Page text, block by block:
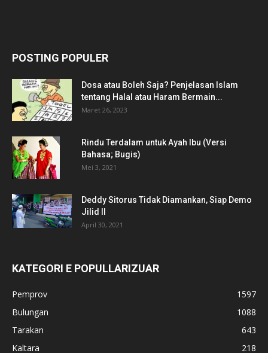
POSTING POPULER
Dosa atau Boleh Saja? Penjelasan Islam
tentang Halal atau Haram Bermain...
Maret 26, 2023
Rindu Terdalam untuk Ayah Ibu (Versi
Bahasa; Bugis)
Mei 3, 2021
Deddy Sitorus Tidak Diamankan, Siap Demo
Jilid II
April 30, 2021
KATEGORI E POPULLARIZUAR
Pemprov
1597
Bulungan
1088
Tarakan
643
Kaltara
218